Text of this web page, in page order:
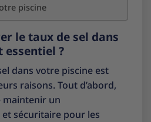
piscine
le taux de sel dans
essentiel ?
dans votre piscine est
raisons. Tout d’abord,
maintenir un
sécuritaire pour les